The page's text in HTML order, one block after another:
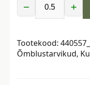
−
Kummikant,
tumeroheline
kogus
+
Tootekood:
Õmblustarvikud,